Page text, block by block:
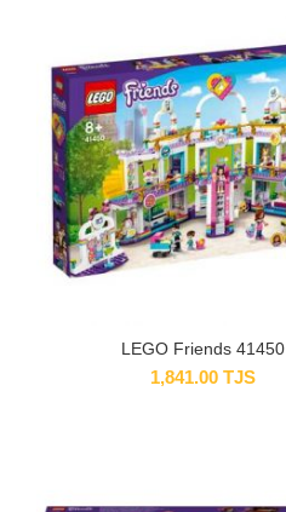
LEGO Friends 41450
1,841.00 TJS